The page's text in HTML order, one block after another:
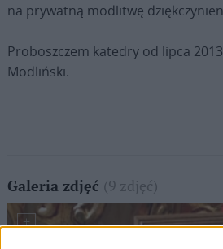
na prywatną modlitwę
Proboszczem katedry od lipca
Modliński.
Galeria zdjęć (9 zdjęć)